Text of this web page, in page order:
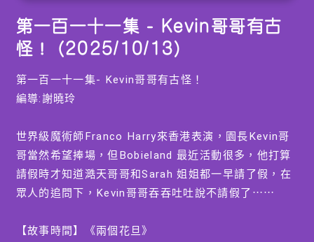
of
0
seconds
第一百一十一集 - Kevin哥哥有古
怪！ (2025/10/13)
第一百一十一集- Kevin哥哥有古怪！
編導:謝曉玲
世界級魔術師Franco Harry來香港表演，園長Kevin哥
哥當然希望捧場，但Bobieland 最近活動很多，他打算
請假時才知道㵆天哥哥和Sarah 姐姐都一早請了假，在
眾人的追問下，Kevin哥哥吞吞吐吐說不請假了⋯⋯
【故事時間】《兩個花旦》